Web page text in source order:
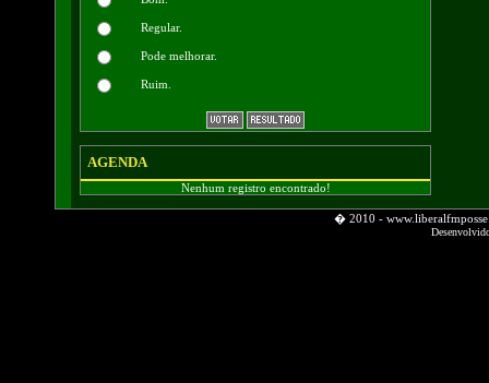
Regular.
Pode melhorar.
Ruim.
AGENDA
Nenhum registro encontrado!
� 2010 -